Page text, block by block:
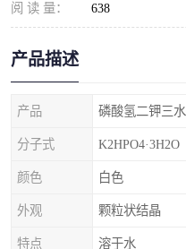
阅 读 量： 638
产品描述
产品 磷酸氢二钾三水
分子式 K2HPO4·3H2O
颜色 白色
外观 颗粒状结晶
特点 溶于水